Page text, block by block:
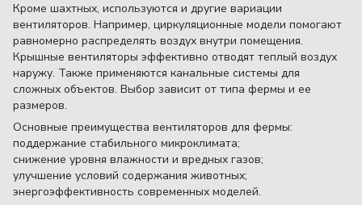
Кроме шахтных, используются и другие вариации
вентиляторов. Например, циркуляционные модели помогают
равномерно распределять воздух внутри помещения.
Крышные вентиляторы эффективно отводят теплый воздух
наружу. Также применяются канальные системы для
сложных объектов. Выбор зависит от типа фермы и ее
размеров.
Основные преимущества вентиляторов для фермы:
поддержание стабильного микроклимата;
снижение уровня влажности и вредных газов;
улучшение условий содержания животных;
энергоэффективность современных моделей.